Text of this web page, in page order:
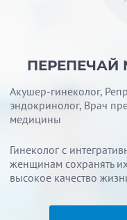
Акушер-гинеколог,
эндокринолог, Врач
медицины
Гинеколог с
женщинам сохранять
высокое качество